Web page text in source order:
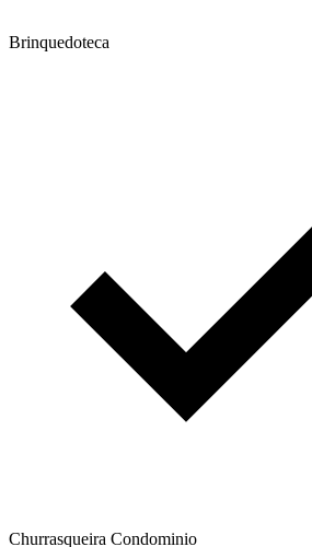
Brinquedoteca
Churrasqueira Condominio